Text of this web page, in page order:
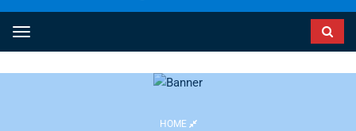
Toggle navigation
HOME